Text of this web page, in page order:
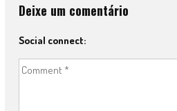
Deixe um comentário
Social connect: